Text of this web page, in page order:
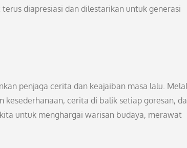
diapresiasi dan dilestarikan untuk generasi
penjaga cerita dan keajaiban masa lalu.
cerita di balik setiap goresan,
untuk menghargai warisan budaya, merawat